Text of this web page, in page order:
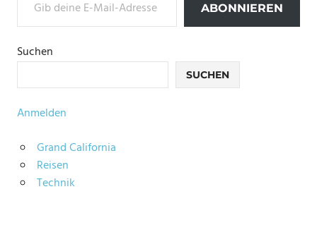
ABONNIEREN
Suchen
SUCHEN
Anmelden
Grand California
Reisen
Technik